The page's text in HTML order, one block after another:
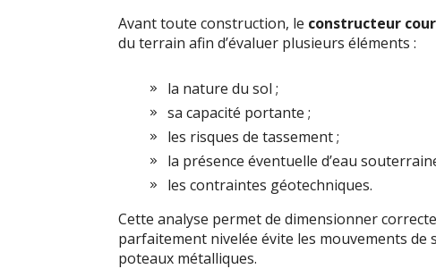
Avant toute construction, le constructeur
du terrain afin d’évaluer plusieurs éléments :
la nature du sol ;
sa capacité portante ;
les risques de tassement ;
la présence éventuelle d’eau
les contraintes géotechniques.
Cette analyse permet de dimensionner
parfaitement nivelée évite les mouvements
poteaux métalliques.